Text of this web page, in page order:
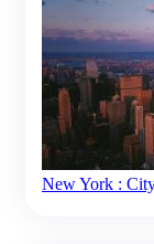
New York :